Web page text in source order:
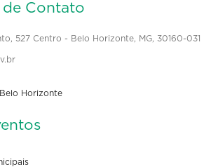
de Contato
527 Centro - Belo Horizonte, MG, 30160-031
Horizonte